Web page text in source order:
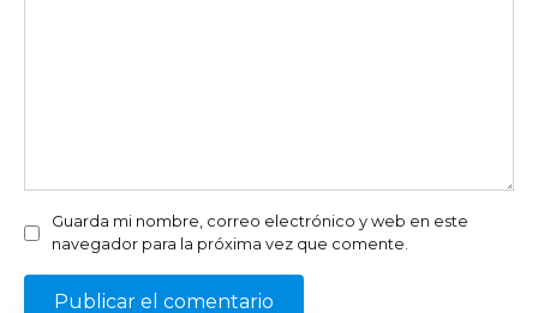
Guarda mi nombre, correo electrónico y web en este
navegador para la próxima vez que comente.